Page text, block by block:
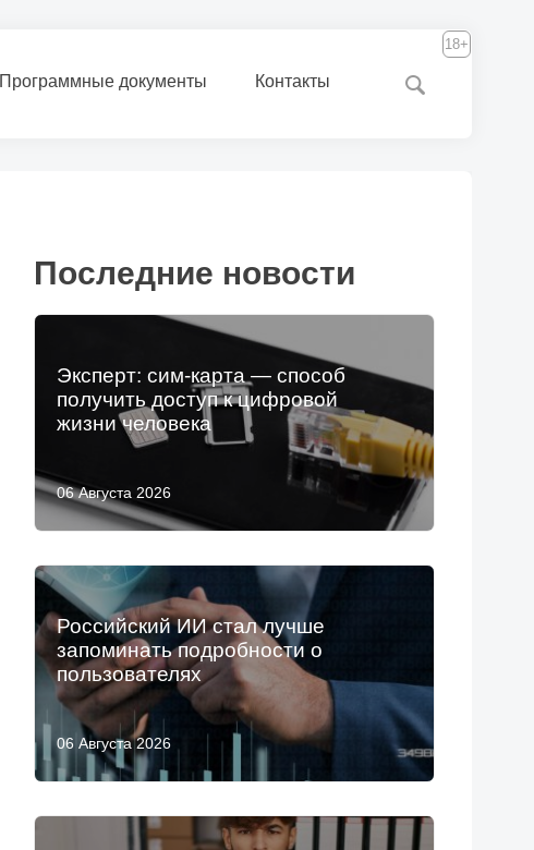
Программные документы Контакты
18+
Последние новости
06 Августа 2026
Эксперт: сим-карта — способ
получить доступ к цифровой
жизни человека
06 Августа 2026
Российский ИИ стал лучше
запоминать подробности о
пользователях